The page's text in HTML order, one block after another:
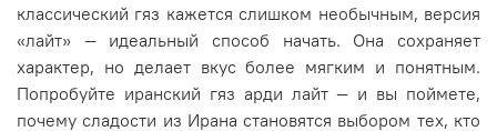
классический гяз кажется слишком необычным, версия
«лайт» — идеальный способ начать. Она сохраняет
характер, но делает вкус более мягким и понятным.
Попробуйте иранский гяз арди лайт — и вы поймете,
почему сладости из Ирана становятся выбором тех, кто